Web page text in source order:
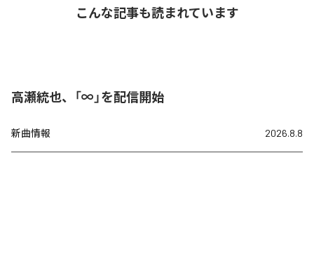
こんな記事も読まれています
高瀬統也、「∞」を配信開始
新曲情報 2026.8.8